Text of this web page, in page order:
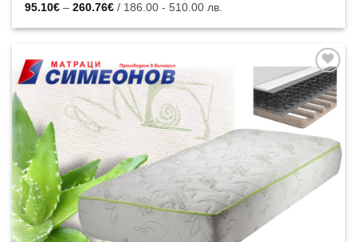
95.10€ – 260.76€Price
95.10€
/ 186.00 - 510.00 лв.
Добавяне
към
списъка с
харесани
продукти